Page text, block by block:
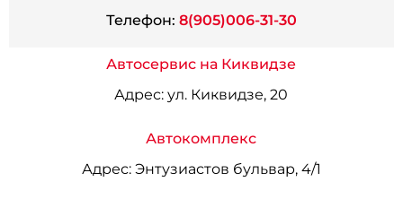
Телефон: 8(905)006-31-30
Автосервис на Киквидзе
Адрес: ул. Киквидзе, 20
Автокомплекс
Адрес:Энтузиастов бульвар, 4/1